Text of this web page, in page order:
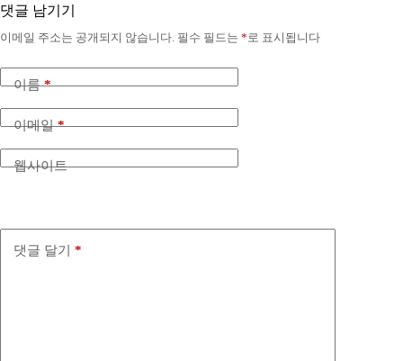
댓글 남기기
이메일 주소는 공개되지 않습니다. 필수 필드는 * 로 표시됩니다
이름*
이메일*
웹사이트
댓글 달기 *